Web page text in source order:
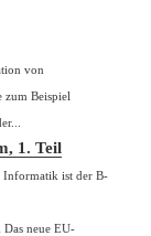
von
zum Beispiel
1. Teil
Informatik ist der B-
Das neue EU-